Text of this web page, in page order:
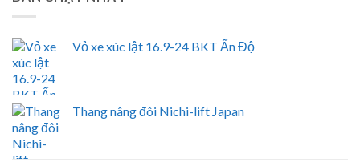
Vỏ xe xúc lật 16.9-24 BKT Ấn Độ
Thang nâng đôi Nichi-lift Japan